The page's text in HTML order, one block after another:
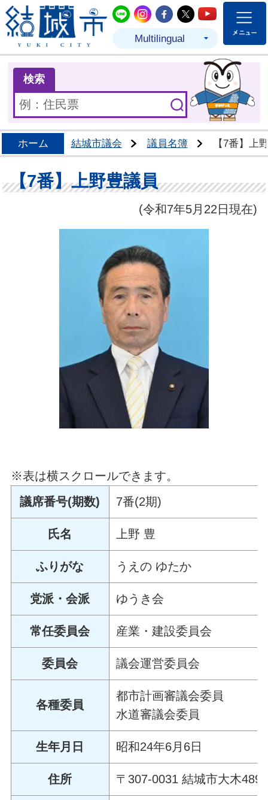
結城市公式LINE
結城市公式Instagram
結城市公式
結城市公式
結城市
Multilingual
検索
ホーム 結城市議会 議員名簿 【7番】上
【7番】上野豊議員
(令和7年5月22日現在)
※表は横スクロールできます。
議席番号(期数)
7番(2期)
氏名 上野 豊
ふりがな うえの ゆたか
党派・会派 ゆうき会
常任委員会 産業・建設委員会
委員会 議会運営委員会
各種委員
都市計画審議会委員
水道審議会委員
生年月日 昭和24年6月6日
住所 〒307-0031 結城市大木489